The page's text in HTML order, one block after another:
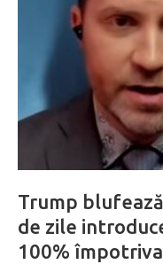
Trump
de zile
100%